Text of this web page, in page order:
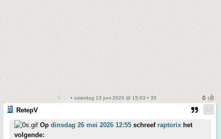
• zaterdag 13 juni 2026 @ 15:03 • 35
RetepV
Op dinsdag 26 mei 2026 12:55 schreef raptorix het
volgende: